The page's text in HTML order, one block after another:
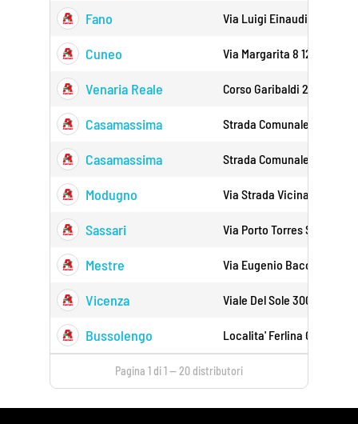
Fano Via Luigi Einaudi Snc
Cuneo Via Margarita 8 12100
Venaria Reale Corso Garibaldi 235 10078
Casamassima Strada Comunale Per
Casamassima Strada Comunale Per
Modugno Via Strada Vicinale Le
Sassari Via Porto Torres Snc 07100
Mestre Via Eugenio Bacchion Snc
Vicenza Viale Del Sole 300 36100
Bussolengo Localita' Ferlina C/o
Pagina 1 di 1 — 20 distributori